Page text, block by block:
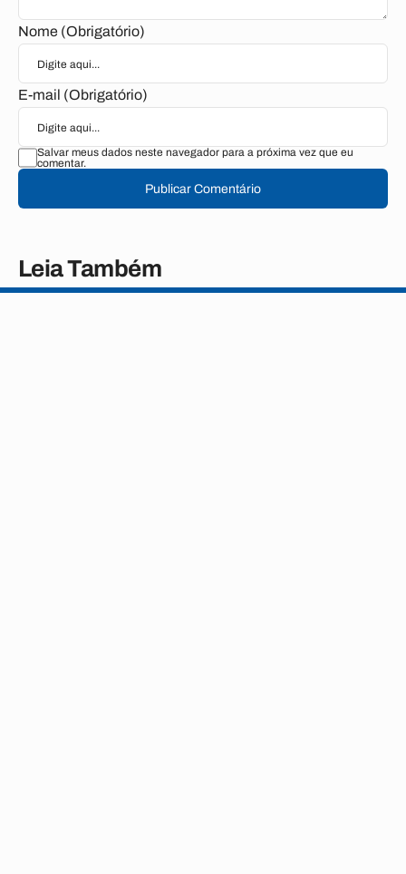
Nome (Obrigatório)
E-mail (Obrigatório)
Salvar meus dados neste navegador para a próxima vez que eu
comentar.
Publicar Comentário
Leia Também